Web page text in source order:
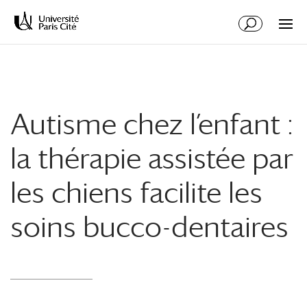
Autisme chez l’enfant :
la thérapie assistée par
les chiens facilite les
soins bucco-dentaires